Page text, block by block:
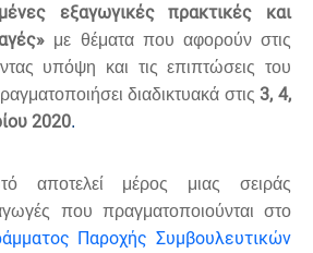
εξαγωγικές πρακτικές και
με θέματα που αφορούν στις
υπόψη και τις επιπτώσεις του
διαδικτυακά στις3, 4,
2020.
αποτελεί μέρος μιας σειράς
που πραγματοποιούνται στο
Παροχής Συμβουλευτικών